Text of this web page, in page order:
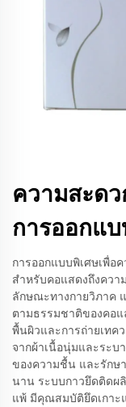
ความสะด
การออกแ
การออกแบบพิเศษเพื่อ
สำหรับคอแสดงถึงควา
ลักษณะทางกายวิภาค
ตามธรรมชาติของคอแ
พื้นผิวและการถ่ายเทค
จากผ้าเนื้อนุ่มและระบ
ของความชื้น และรักษ
นาน ระบบกาวยึดติดผ
แพ้ มีคุณสมบัติยึดเกาะ